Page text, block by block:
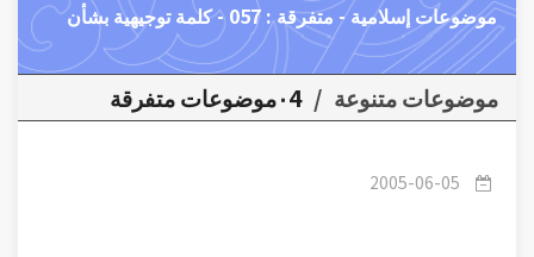
موضوعات إسلامية - متفرقة : 057 - كلمة توجيهية بشأن
قرب الامتحانات
موضوعات متنوعة / ٠4موضوعات متفرقة
2005-06-05